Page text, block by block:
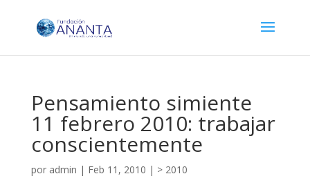
Pensamiento simiente
11 febrero 2010: trabajar
conscientemente
por admin | Feb 11, 2010 | > 2010